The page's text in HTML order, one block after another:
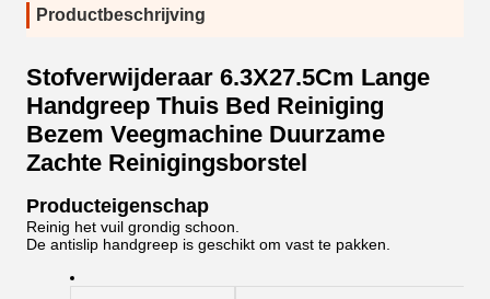
Productbeschrijving
Stofverwijderaar 6.3X27.5Cm Lange
Handgreep Thuis Bed Reiniging
Bezem Veegmachine Duurzame
Zachte Reinigingsborstel
Producteigenschap
Reinig het vuil grondig schoon.
De antislip handgreep is geschikt om vast te pakken.